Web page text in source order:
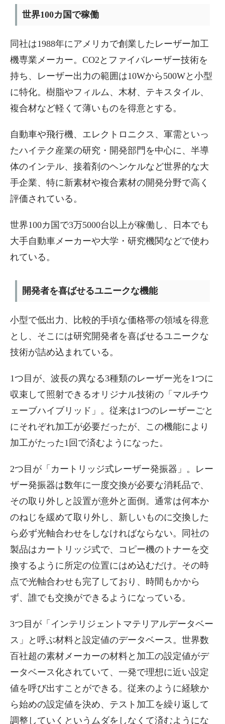
世界100カ国で稼働
同社は1988年にアメリカで創業したレーザー加工
機専業メーカー。CO2とファイバレーザー技術を
持ち、レーザー出力の範囲は10Wから500Wと小型
に特化。樹脂やフィルム、木材、テキスタイル、
複合材など軽くて薄いものを得意とする。
自動車や飛行機、エレクトロニクス、軍需といっ
たハイテク産業の研究・開発部門を中心に、半導
体のインテル、接着剤のヘンケルなど世界的な大
手企業、特に新素材や複合素材の開発分野で高く
評価されている。
世界100カ国で3万5000台以上が稼働し、日本でも
大手自動車メーカーや大学・研究機関などで使わ
れている。
開発者を喜ばせるユニークな機能
小型で低出力、比較的手頃な価格帯の領域を得意
とし、そこには研究開発者を喜ばせるユニークな
技術が詰め込まれている。
1つ目が、波長の異なる3種類のレーザー光を1つに
収束して照射できるオリジナル技術の「マルチウ
ェーブハイブリッド」。従来は1つのレーザーごと
にそれぞれ加工が必要だったが、この機能により
加工がたった1回で済むようになった。
2つ目が「カートリッジ式レーザー発振器」。レー
ザー発振器は数年に一度交換が必要な消耗品で、
その取り外しと設置が意外と面倒。通常は何本か
のねじを緩めて取り外し、新しいものに交換した
ら必ず光軸合わせをしなければならない。同社の
製品はカートリッジ式で、コピー機のトナーを交
換するように所定の位置にはめ込むだけ。その時
点で光軸合わせも完了しており、時間もかから
ず、誰でも交換ができるようになっている。
3つ目が「インテリジェントマテリアルデータベー
ス」と呼ぶ材料と設定値のデータベース。世界数
百社超の素材メーカーの材料と加工の設定値がデ
ータベース化されていて、一発で理想に近い設定
値を呼び出すことができる。従来のように経験か
ら始めの設定値を決め、テスト加工を繰り返して
調整していくというムダをしなくて済むようにな